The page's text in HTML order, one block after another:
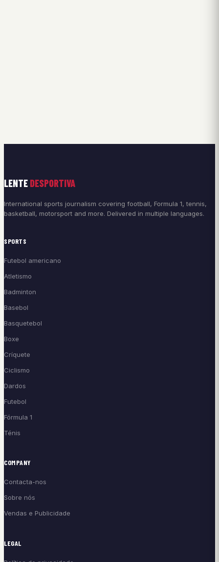
LENTE DESPORTIVA
International sports journalism covering football, Formula 1, tennis,
basketball, motorsport and more. Delivered in multiple languages.
SPORTS
Futebol americano
Atletismo
Badminton
Basebol
Basquetebol
Boxe
Críquete
Ciclismo
Dardos
Futebol
Fórmula 1
Ténis
COMPANY
Contacta-nos
Sobre nós
Vendas e Publicidade
LEGAL